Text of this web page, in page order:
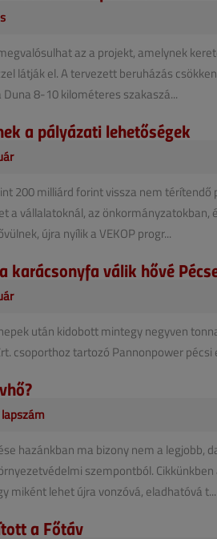
az a projekt, amelynek
látják el. A tervezett beruházás
8-10 kilométeres szakaszá...
a pályázati lehetőségek
200 milliárd forint vissza nem
a vállalatoknál, az önkormányzatokban,
újra nyílik a VEKOP progr...
karácsonyfa válik hővé
után kidobott mintegy negyven
csoporthoz tartozó Pannonpower pécsi
hazánkban ma bizony nem a legjobb,
szempontból.
miként lehet újra vonzóvá, eladhatóvá t...
a Főtáv